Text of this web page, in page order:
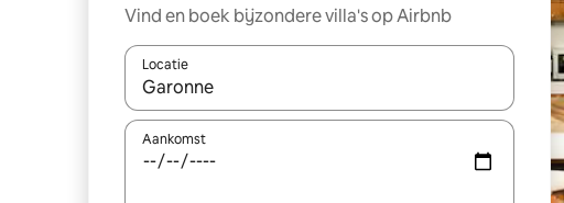
Vind en boek bijzondere villa's op Airbnb
Locatie
Wanneer er resultaten beschikbaar zijn, maak je een
Aankomst